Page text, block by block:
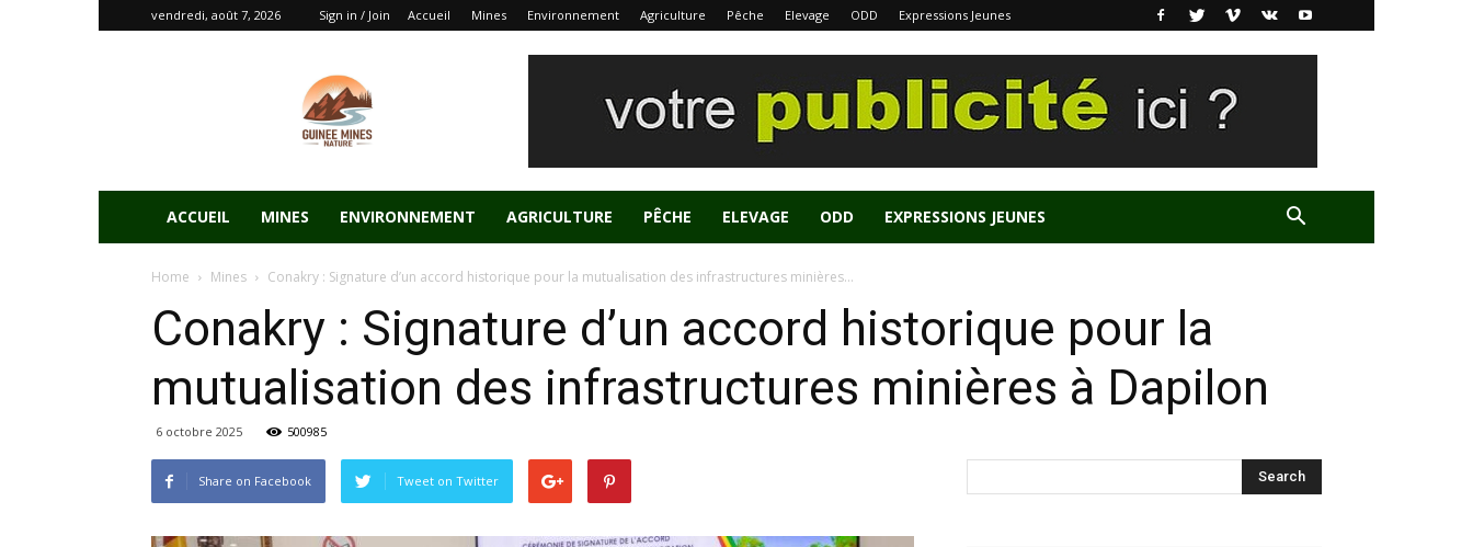
vendredi, août 7, 2026 Sign in / Join Accueil Mines Environnement Agriculture Pêche Elevage ODD Expressions Jeunes
ACCUEIL MINES ENVIRONNEMENT AGRICULTURE PÊCHE ELEVAGE ODD EXPRESSIONS JEUNES
Home Mines Conakry : Signature d’un accord historique pour la mutualisation des infrastructures minières...
Conakry : Signature d’un accord historique pour la
mutualisation des infrastructures minières à Dapilon
6 octobre 2025 500985
Share on Facebook Tweet on Twitter